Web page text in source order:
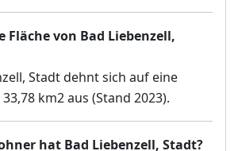
Fläche von Bad Liebenzell,
Stadt dehnt sich auf eine
km2 aus (Stand 2023).
hat Bad Liebenzell, Stadt?